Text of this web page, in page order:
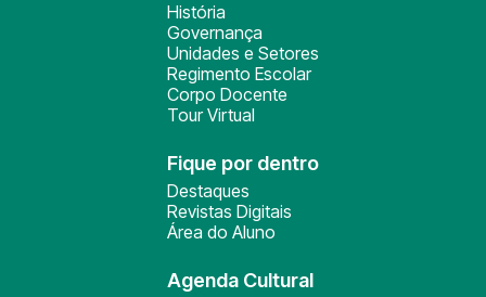
História
Governança
Unidades e Setores
Regimento Escolar
Corpo Docente
Tour Virtual
Fique por dentro
Destaques
Revistas Digitais
Área do Aluno
Agenda Cultural